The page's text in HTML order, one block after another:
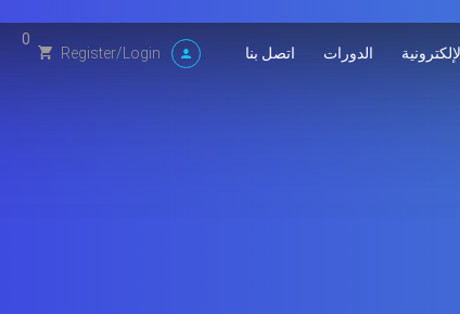
الدورات اتصل بنا Register/Login
0